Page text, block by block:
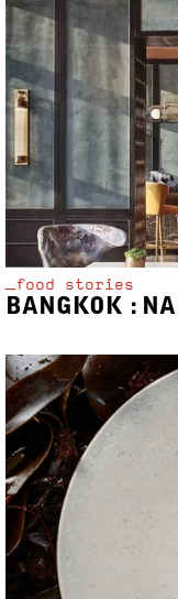
_food stories
BANGKOK :